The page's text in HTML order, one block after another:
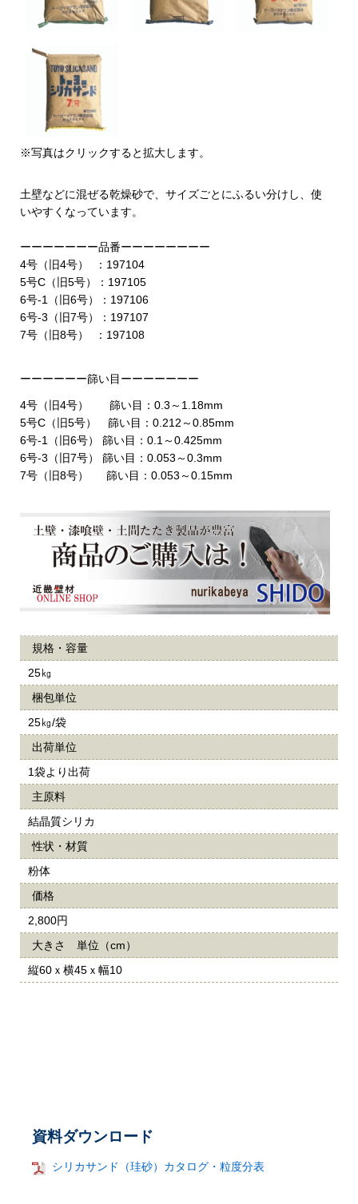
※写真はクリックすると拡大します。
土壁などに混ぜる乾燥砂で、サイズごとにふるい分けし、使
いやすくなっています。
ーーーーーーー品番ーーーーーーーー
4号（旧4号） ：197104
5号C（旧5号）：197105
6号-1（旧6号）：197106
6号-3（旧7号）：197107
7号（旧8号） ：197108
ーーーーーー篩い目ーーーーーーー
4号（旧4号） 篩い目：0.3～1.18mm
5号C（旧5号） 篩い目：0.212～0.85mm
6号-1（旧6号） 篩い目：0.1～0.425mm
6号-3（旧7号） 篩い目：0.053～0.3mm
7号（旧8号） 篩い目：0.053～0.15mm
規格・容量
25㎏
梱包単位
25㎏/袋
出荷単位
1袋より出荷
主原料
結晶質シリカ
性状・材質
粉体
価格
2,800円
大きさ 単位（cm）
縦60ｘ横45ｘ幅10
資料ダウンロード
シリカサンド（珪砂）カタログ・粒度分表